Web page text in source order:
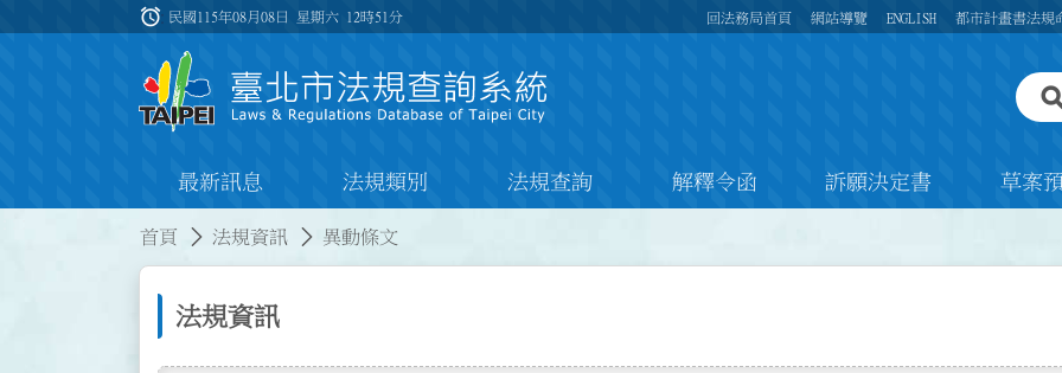
:::
alarm 民國115年08月08日 星期六 12時51分 回法務局首頁 網站導覽 ENGLISH 都市計畫書法規
最新訊息 法規類別 法規查詢 解釋令函 訴願決定書 草案
首頁 法規資訊 異動條文
法規資訊